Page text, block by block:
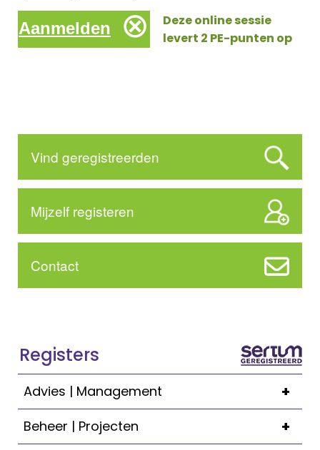
Aanmelden ⊗
Deze online sessie
levert 2 PE-punten op
Vind geregistreerden
Mijzelf registeren
Contact
Registers
+
Advies | Management
+
Beheer | Projecten